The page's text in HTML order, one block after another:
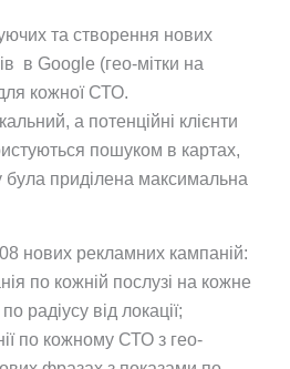
та створення нових
в Google (гео-мітки на
кожної СТО.
а потенційні клієнти
пошуком в картах,
приділена максимальна
нових рекламних кампаній:
по кожній послузі на кожне
радіусу від локації;
по кожному СТО з гео-